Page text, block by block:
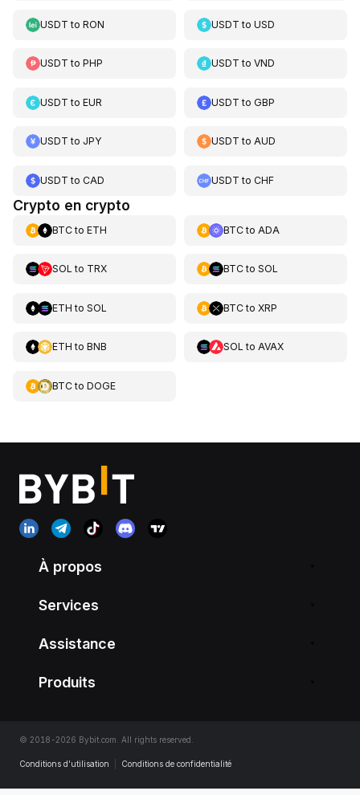
USDT to RON USDT toUSD
USDT to PHP USDT toVND
USDT to EUR USDT toGBP
USDT to JPY USDT toAUD
USDT to CAD USDT toCHF
Crypto en crypto
BTCto ETH BTCto ADA
SOL to TRX BTCto SOL
ETH to SOL BTCto XRP
ETH to BNB SOL to AVAX
BTCto DOGE
À propos
Services
Assistance
Produits
© 2018-2026 Bybit.com. All rights reserved.
Conditions d’utilisation Conditions de confidentialité